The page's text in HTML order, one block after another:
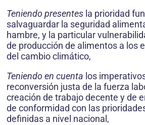
Teniendo presentes la prioridad
salvaguardar la seguridad
hambre, y la particular
de producción de alimentos a los
del cambio climático,
Teniendo en cuenta los
reconversión justa de la fuerza
creación de trabajo decente y de
de conformidad con las
definidas a nivel nacional,